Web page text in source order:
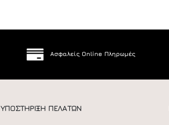
Ασφαλείς Online Πληρωμές
ΥΠΟΣΤΗΡΙΞΗ ΠΕΛΑΤΩΝ